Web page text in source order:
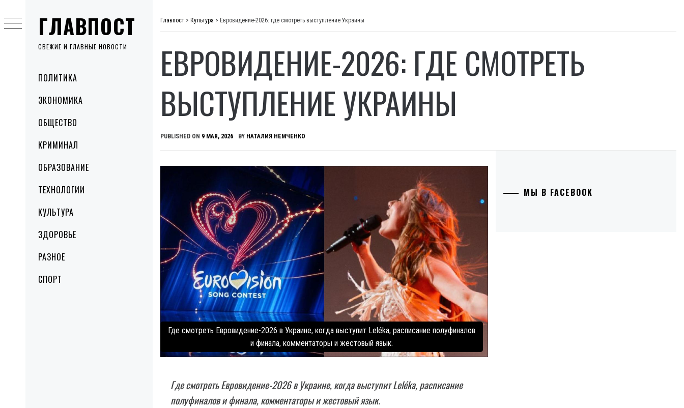
ГЛАВПОСТ
СВЕЖИЕ И ГЛАВНЫЕ НОВОСТИ
MenuПОЛИТИКА
ЭКОНОМИКА
ОБЩЕСТВО
КРИМИНАЛ
ОБРАЗОВАНИЕ
ТЕХНОЛОГИИ
КУЛЬТУРА
ЗДОРОВЬЕ
РАЗНОЕ
СПОРТ
to
content
Главпост > Культура > Евровидение-2026: где смотреть выступление Украины
ЕВРОВИДЕНИЕ-2026: ГДЕ СМОТРЕТЬ
ВЫСТУПЛЕНИЕ УКРАИНЫ
PUBLISHED ON 9 МАЯ, 2026 BY НАТАЛИЯ НЕМЧЕНКО
Где смотреть Евровидение-2026 в Украине, когда выступит Leléka, расписание полуфиналов
и финала, комментаторы и жестовый язык.
Где смотреть Евровидение-2026 в Украине, когда выступит Leléka, расписание
полуфиналов и финала, комментаторы и жестовый язык.
МЫ В FACEBOOK